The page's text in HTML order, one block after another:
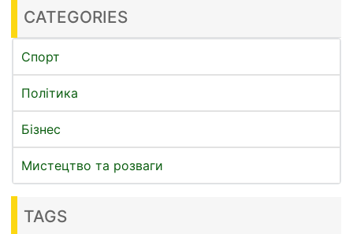
CATEGORIES
Спорт
Політика
Бізнес
Мистецтво та розваги
TAGS